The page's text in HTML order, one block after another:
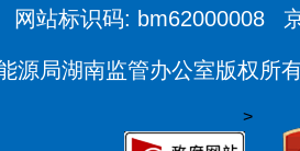
网站标识码: bm62000008
源局湖南监管办公室版权所
>